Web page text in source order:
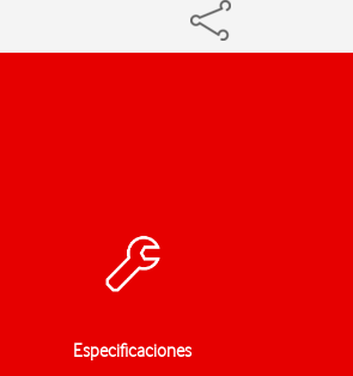
Especificaciones